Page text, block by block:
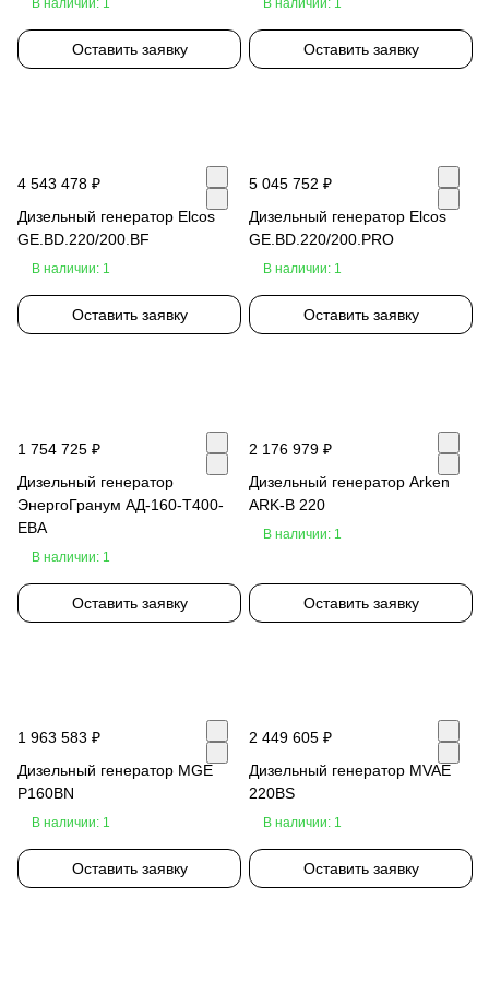
В наличии: 1
Оставить заявку
В наличии: 1
Оставить заявку
4 543 478 ₽
Дизельный генератор Elcos
GE.BD.220/200.BF
В наличии: 1
Оставить заявку
5 045 752 ₽
Дизельный генератор Elcos
GE.BD.220/200.PRO
В наличии: 1
Оставить заявку
1 754 725 ₽
Дизельный генератор
ЭнергоГранум АД-160-Т400-
EBA
В наличии: 1
Оставить заявку
2 176 979 ₽
Дизельный генератор Arken
ARK-B 220
В наличии: 1
Оставить заявку
1 963 583 ₽
Дизельный генератор MGE
P160BN
В наличии: 1
Оставить заявку
2 449 605 ₽
Дизельный генератор MVAE
220BS
В наличии: 1
Оставить заявку